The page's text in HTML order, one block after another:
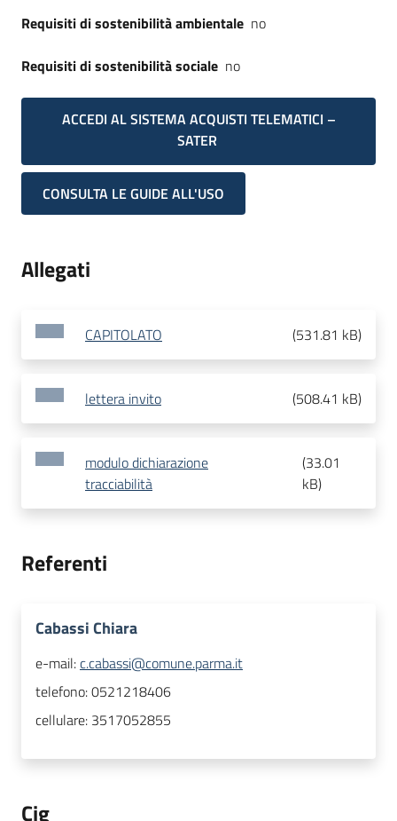
Requisiti di sostenibilità ambientale no
Requisiti di sostenibilità sociale no
ACCEDI AL SISTEMA ACQUISTI TELEMATICI –
SATER
CONSULTA LE GUIDE ALL'USO
Allegati
CAPITOLATO (531.81 kB)
lettera invito (508.41 kB)
modulo dichiarazione
tracciabilità
(33.01
kB)
Referenti
Cabassi Chiara
e-mail:c.cabassi@comune.parma.it
telefono:0521218406
cellulare: 3517052855
Cig